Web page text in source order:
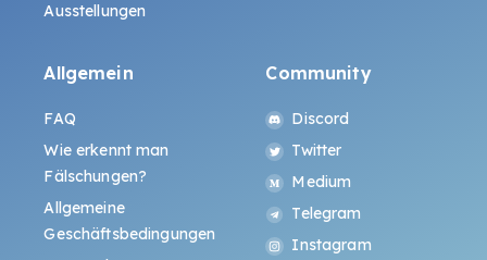
Ausstellungen
Allgemein
FAQ
Wie erkennt man
Fälschungen?
Allgemeine
Geschäftsbedingungen
Community
Discord
Twitter
Medium
Telegram
Instagram